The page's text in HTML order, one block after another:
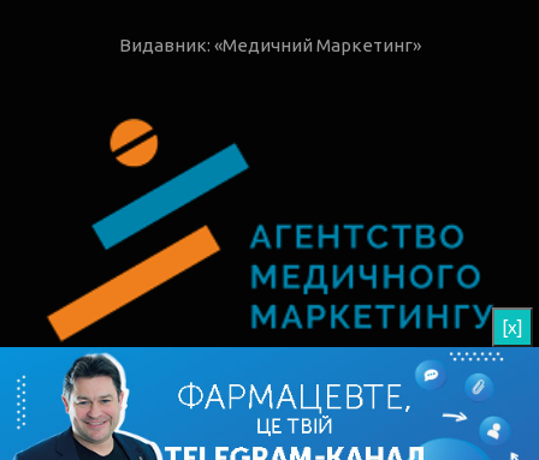
Видавник: «Медичний Маркетинг»
[x]